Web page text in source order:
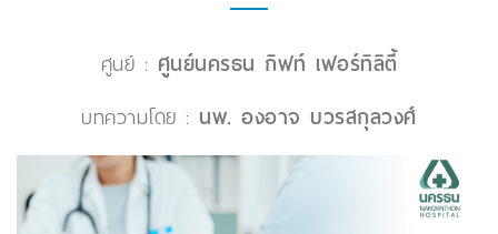
ศูนย์ : ศูนย์นครธน กิฟท์ เฟอร์ทิลิตี้
บทความโดย : นพ. องอาจ บวรสกุลวงศ์